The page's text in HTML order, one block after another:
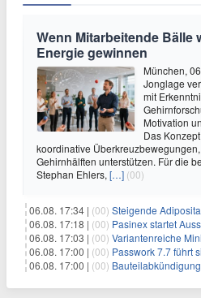
Wenn Mitarbeitende Bälle
Energie gewinnen
München,
Jonglage
mit
Motivation
Das
koordinative
Gehirnhälften unterstützen. Für die
Stephan Ehlers, […] (00)
06.08. 17:34 | (00) Steigende Adipositasrate zeigt
06.08. 17:18 | (00) Pasinex startet Ausschreibung für hochgradiges
06.08. 17:03 | (00) Variantenreiche
06.08. 17:00 | (00) Passwork 7.7 führt sicheren
06.08. 17:00 | (00) Bauteilabkündigungen: Eine